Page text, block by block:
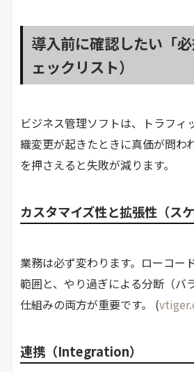
導入前に確認したい「
ェックリスト）
ビジネス管理ソフトは、トラフィ
織変更が起きたときに真価が問わ
を押さえると失敗が減ります。
カスタマイズ性と拡張性（スケ
業務は必ず変わります。ローコー
範囲と、やり過ぎによる分断（バ
仕組みの両方が重要です。 (
連携（Integration）